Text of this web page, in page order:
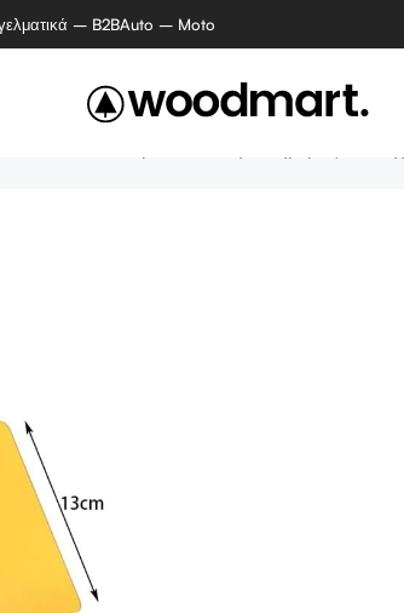
– B2BAuto – Moto